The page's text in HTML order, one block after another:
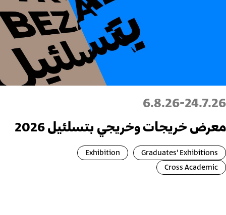
24.7.26
-
6.8.26
معرض خريجات وخريجي بتسلئيل 2026
Graduates' Exhibitions
Exhibition
Cross Academic